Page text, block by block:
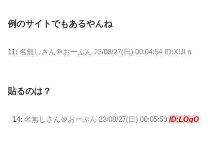
例のサイトでもあるやんね
11: 名無しさん＠おーぷん 23/08/27(日) 00:04:54 ID:XULn
貼るのは？
14: 名無しさん＠おーぷん 23/08/27(日) 00:05:59 ID:LOqO